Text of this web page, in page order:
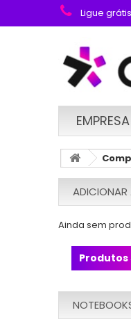
Ligue
EMPRESA
Ainda sem